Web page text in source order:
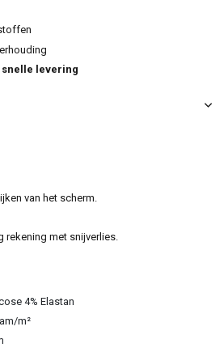
snelle levering
van het scherm.
rekening met snijverlies.
4% Elastan
m²